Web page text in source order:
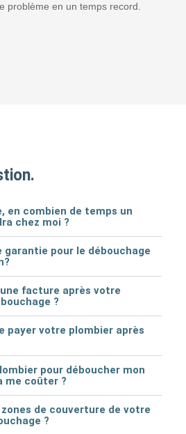
problème en un temps record.
en combien de temps un
chez moi ?
garantie pour le débouchage
facture après votre
?
payer votre plombier après
pour déboucher mon
me coûter ?
de couverture de votre
?